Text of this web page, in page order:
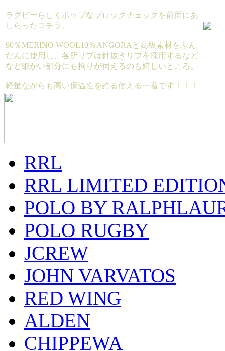
ラグビーらしくポップなブロックチェックを前面にあ
しらったコチラ。
90％MERINO WOOL10％ANGORAと高級素材をふん
だんに使用し、各所リブは針抜きリブを採用するなど
など細かい部分にも拘りが伺えるのも嬉しいところ。
軽量ながらも高い保温性を誇る使える一着です！！！
RRL
RRL LIMITED
POLO BY
POLO RUGBY
JCREW
JOHN VARVATOS
RED WING
ALDEN
CHIPPEWA